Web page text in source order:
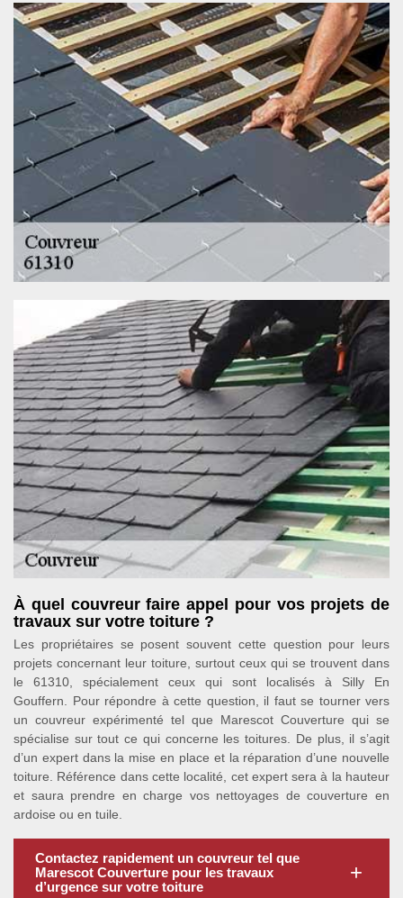
À quel couvreur faire appel pour vos projets de
travaux sur votre toiture ?
Les propriétaires se posent souvent cette question pour leurs
projets concernant leur toiture, surtout ceux qui se trouvent dans
le 61310, spécialement ceux qui sont localisés à Silly En
Gouffern. Pour répondre à cette question, il faut se tourner vers
un couvreur expérimenté tel que Marescot Couverture qui se
spécialise sur tout ce qui concerne les toitures. De plus, il s’agit
d’un expert dans la mise en place et la réparation d’une nouvelle
toiture. Référence dans cette localité, cet expert sera à la hauteur
et saura prendre en charge vos nettoyages de couverture en
ardoise ou en tuile.
Contactez rapidement un couvreur tel que
Marescot Couverture pour les travaux
d’urgence sur votre toiture